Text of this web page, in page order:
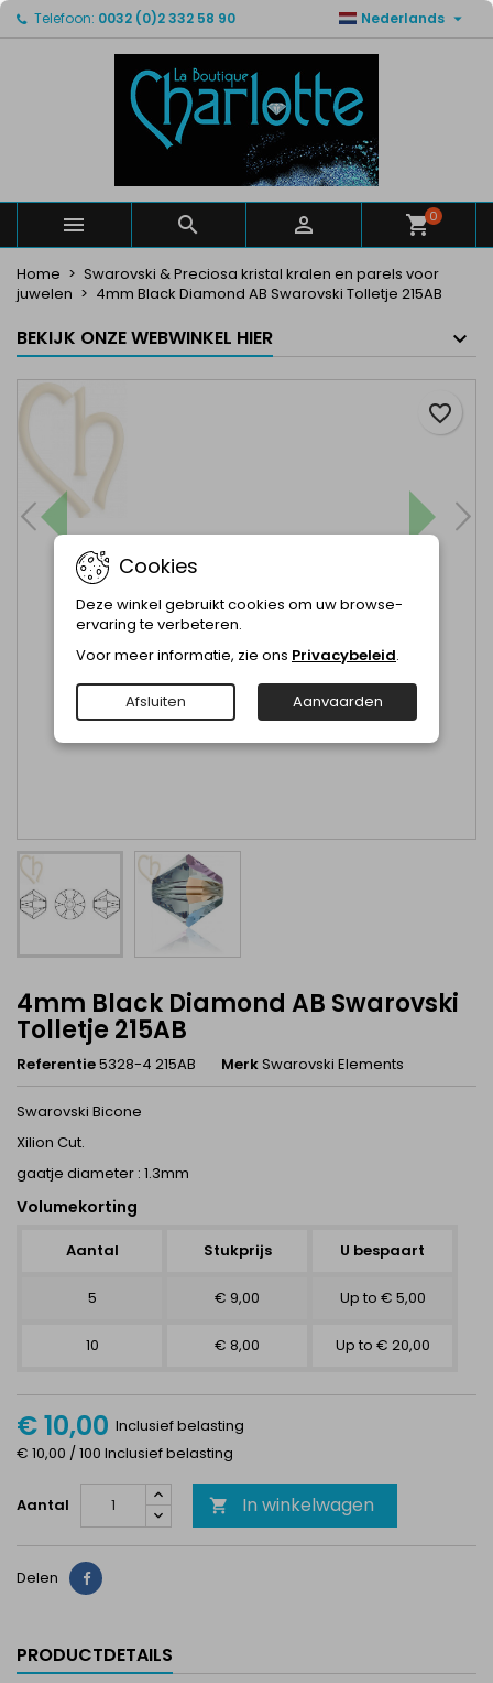
Telefoon: 0032 (0)2 332 58 90 Nederlands 
   0
Home
Swarovski & Preciosa kristal kralen en parels voor
juwelen
4mm Black Diamond AB Swarovski Tolletje 215AB
BEKIJK ONZE WEBWINKEL HIER
4mm Black Diamond AB Swarovski
Tolletje 215AB
Referentie5328-4 215AB MerkSwarovski Elements
Swarovski Bicone
Xilion Cut.
gaatje diameter : 1.3mm
Volumekorting
Aantal Stukprijs U bespaart
5 € 9,00 Up to € 5,00
10 € 8,00 Up to € 20,00
€ 10,00 Inclusief belasting
€ 10,00 / 100 Inclusief belasting
Aantal  In winkelwagen
favorite_border
Delen Delen
PRODUCTDETAILS
Mijn verlanglijsten ×
Maak een lijst
Maak een verlanglijst ×
Verlanglijst naam
Annuleren Maak een verlanglijst
Inloggen ×
U moet ingelogd zijn om producten in uw verlanglijst
Annuleren Inloggen
Cookies
Deze winkel gebruikt cookies om uw browse-
ervaring te verbeteren.
Voor meer informatie, zie ons Privacybeleid.
Afsluiten Aanvaarden